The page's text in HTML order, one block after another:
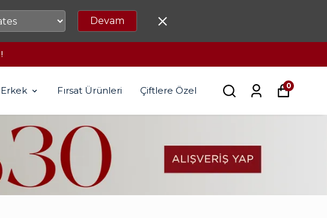
Devam
Erkek Fırsat Ürünleri Çiftlere Özel 0